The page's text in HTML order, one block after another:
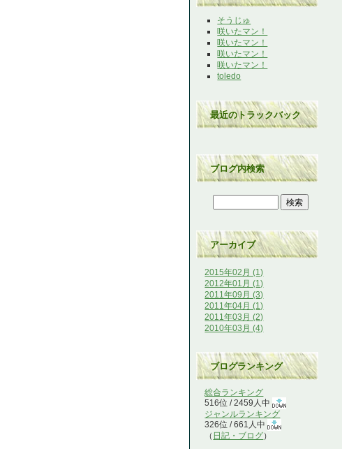
そうじゅ
咲いたマン！
咲いたマン！
咲いたマン！
咲いたマン！
toledo
最近のトラックバック
ブログ内検索
アーカイブ
2015年02月 (1)
2012年01月 (1)
2011年09月 (3)
2011年04月 (1)
2011年03月 (2)
2010年03月 (4)
ブログランキング
総合ランキング
516位 / 2459人中
ジャンルランキング
326位 / 661人中
（ 日記・ブログ）